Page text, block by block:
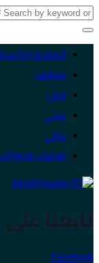
الصفحة
موقف
لبنان
عربي
دولي
لقاءات وحوارات
تابعنا على
Facebook